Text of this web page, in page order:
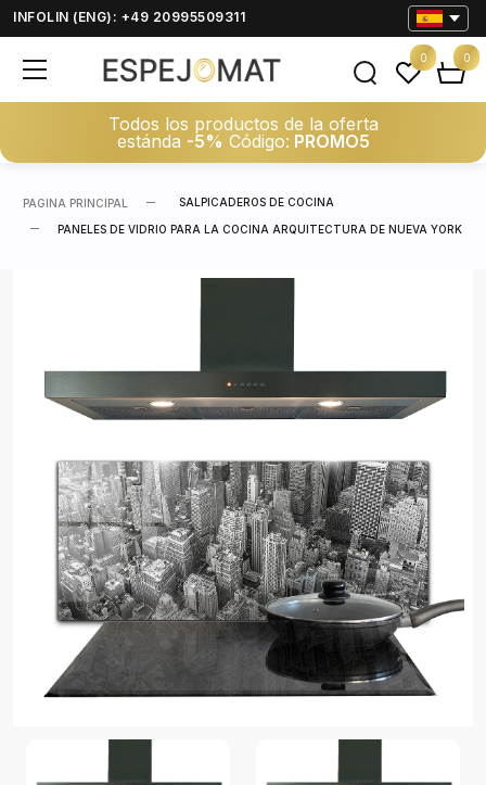
INFOLIN (ENG): +49 20995509311
Todos los productos de la oferta
estánda -5% Código: PROMO5
0 0
PAGINA PRINCIPAL SALPICADEROS DE COCINA
PANELES DE VIDRIO PARA LA COCINA ARQUITECTURA DE NUEVA YORK